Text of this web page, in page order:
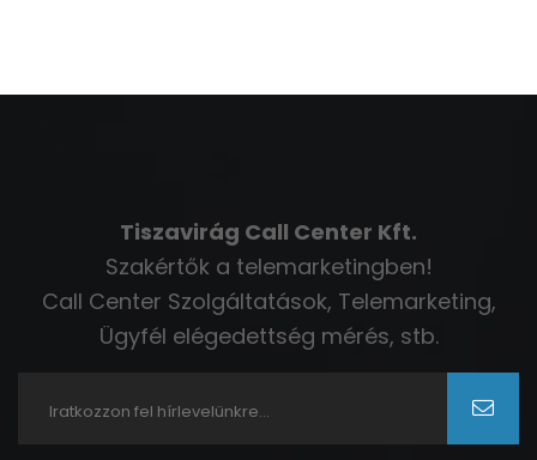
Tiszavirág Call Center Kft.
Szakértők a telemarketingben!
Call Center Szolgáltatások, Telemarketing,
Ügyfél elégedettség mérés, stb.